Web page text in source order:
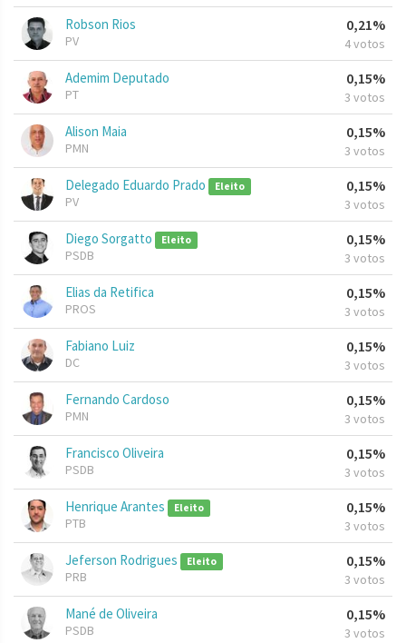
Robson Rios
PV
0,21%
4 votos
Ademim Deputado
PT
0,15%
3 votos
Alison Maia
PMN
0,15%
3 votos
Delegado Eduardo Prado Eleito
PV
0,15%
3 votos
Diego Sorgatto Eleito
PSDB
0,15%
3 votos
Elias da Retifica
PROS
0,15%
3 votos
Fabiano Luiz
DC
0,15%
3 votos
Fernando Cardoso
PMN
0,15%
3 votos
Francisco Oliveira
PSDB
0,15%
3 votos
Henrique Arantes Eleito
PTB
0,15%
3 votos
Jeferson Rodrigues Eleito
PRB
0,15%
3 votos
Mané de Oliveira
PSDB
0,15%
3 votos